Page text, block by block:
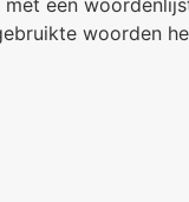
een
woorden